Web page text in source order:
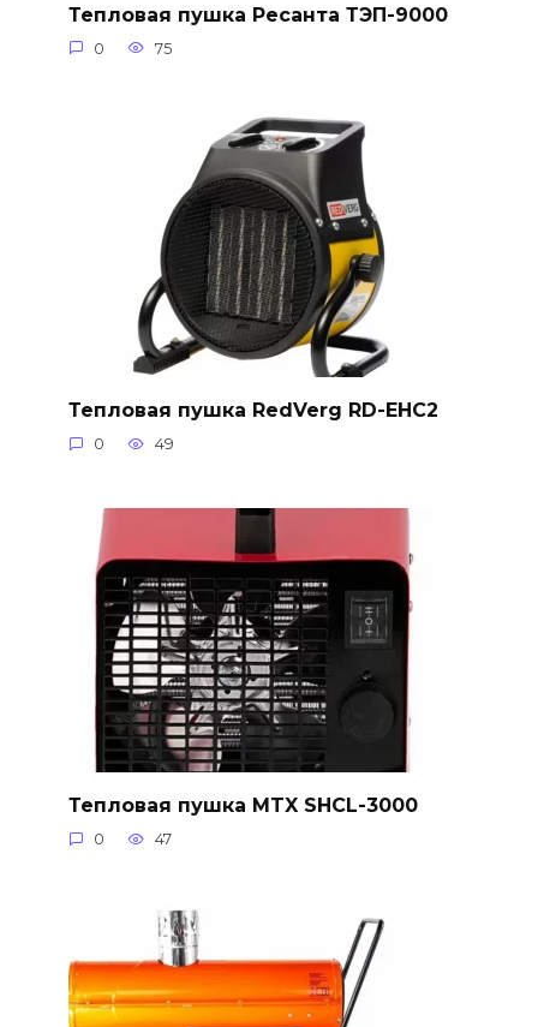
Тепловая пушка Ресанта ТЭП-9000
0 75
Тепловая пушка RedVerg RD-EHC2
0 49
Тепловая пушка MTX SHCL-3000
0 47